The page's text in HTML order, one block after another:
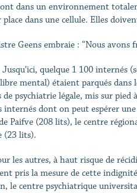
dans un environnement
place dans une cellule. Elles
Geens embraie : “Nous avons
quelque 1 100 internés
mental) étaient parqués dans
de psychiatrie légale, mis sur pied
internés dont on peut espérer
Paifve (208 lits), le centre
(23 lits).
les autres, à haut risque de
pris la mesure de cette
le centre psychiatrique